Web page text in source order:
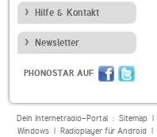
Hilfe & Kontakt
Newsletter
PHONOSTAR AUF
Dein Internetradio-Portal : Sitemap|
Windows| Radioplayer für Android|